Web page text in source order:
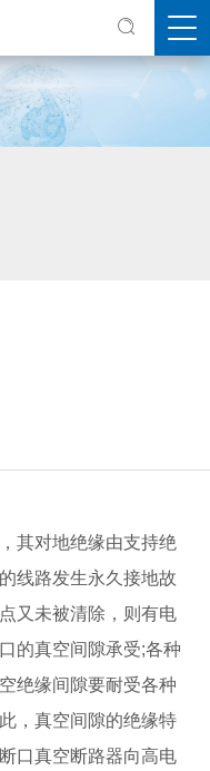
其对地绝缘由支持绝
线路发生永久接地故
又未被清除，则有电
的真空间隙承受;各种
绝缘间隙要耐受各种
，真空间隙的绝缘特
口真空断路器向高电